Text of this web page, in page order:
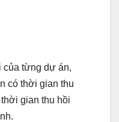
của từng dự án,
có thời gian thu
gian thu hồi